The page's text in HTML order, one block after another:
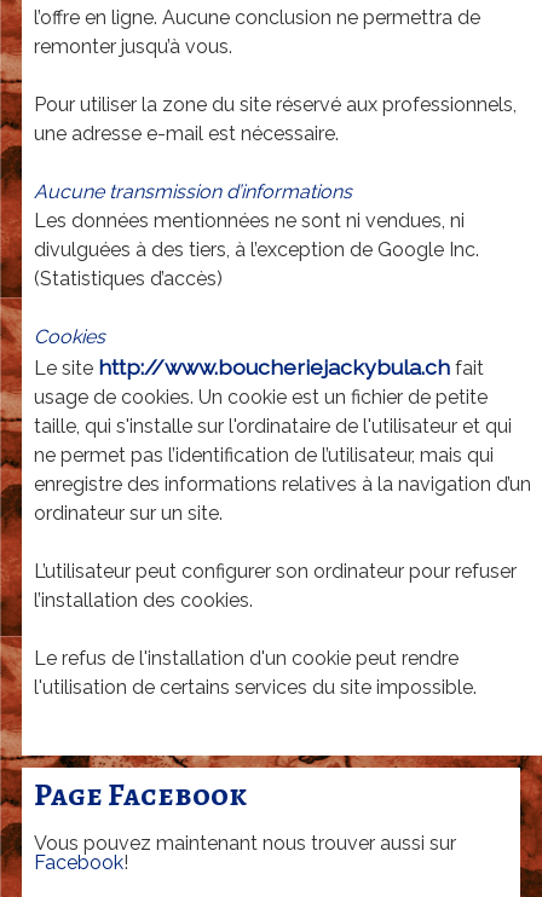
l’offre en ligne. Aucune conclusion ne permettra de
remonter jusqu’à vous.
Pour utiliser la zone du site réservé aux professionnels,
une adresse e-mail est nécessaire.
Aucune transmission d’informations
Les données mentionnées ne sont ni vendues, ni
divulguées à des tiers, à l’exception de Google Inc.
(Statistiques d’accès)
Cookies
Le site http://www.boucheriejackybula.chfait
usage de cookies. Un cookie est un fichier de petite
taille, qui s'installe sur l'ordinataire de l'utilisateur et qui
ne permet pas l’identification de l’utilisateur, mais qui
enregistre des informations relatives à la navigation d’un
ordinateur sur un site.
L’utilisateur peut configurer son ordinateur pour refuser
l’installation des cookies.
Le refus de l'installation d'un cookie peut rendre
l'utilisation de certains services du site impossible.
Page Facebook
Vous pouvez maintenant nous trouver aussi sur
Facebook!